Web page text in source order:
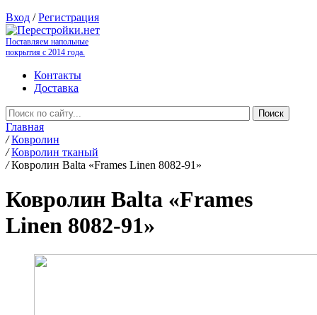
Вход /Регистрация
Поставляем напольные
покрытия с 2014 года.
Контакты
Доставка
Главная
/ Ковролин
/ Ковролин тканый
/ Ковролин Balta «Frames Linen 8082-91»
Ковролин Balta «Frames
Linen 8082-91»